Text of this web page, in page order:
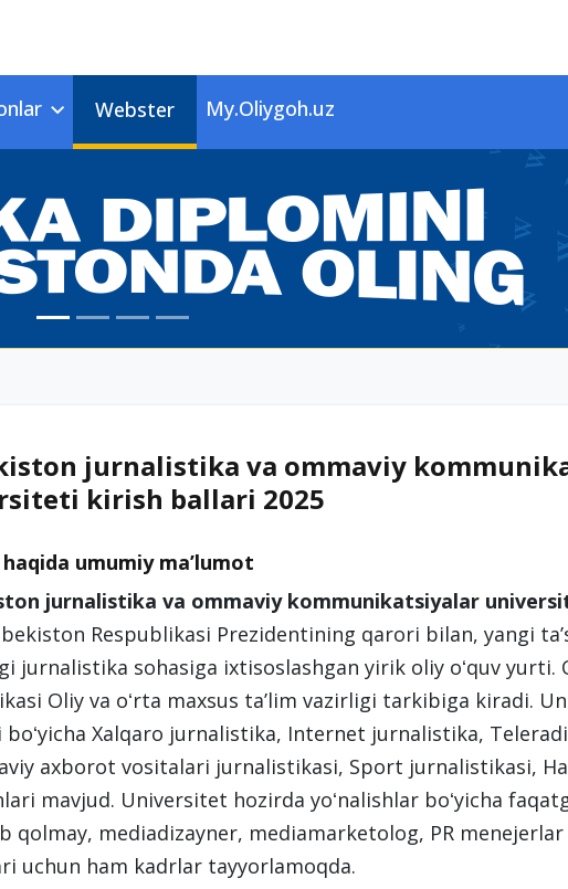
Webster My.Oliygoh.uz
jurnalistika va ommaviy
kirish ballari 2025
haqida umumiy ma’lumot
jurnalistika va ommaviy kommunikatsiyalar
Respublikasi Prezidentining qarori bilan, yangi
jurnalistika sohasiga ixtisoslashgan yirik oliy oʻquv yurti.
Oliy va oʻrta maxsus taʼlim vazirligi tarkibiga kiradi.
boʻyicha Xalqaro jurnalistika, Internet jurnalistika,
axborot vositalari jurnalistikasi, Sport jurnalistikasi,
mavjud. Universitet hozirda yoʻnalishlar boʻyicha
qolmay, mediadizayner, mediamarketolog, PR
uchun ham kadrlar tayyorlamoqda.